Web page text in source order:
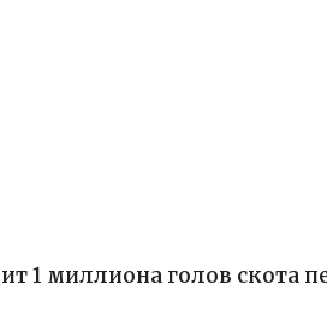
1 миллиона голов скота